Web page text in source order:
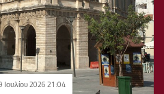
Ιουλίου 2026 21:04